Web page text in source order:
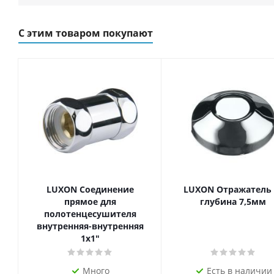
С этим товаром покупают
LUXON Соединение
прямое для
полотенцесушителя
внутренняя-внутренняя
1х1"
Много
LUXON Отражатель
глубина 7,5мм
Есть в наличии